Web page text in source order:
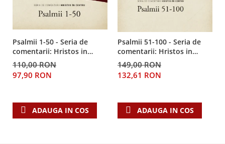
Psalmii 1-50 - Seria de
comentarii: Hristos in
centru
110,00 RON
97,90 RON
ADAUGA IN COS
Psalmii 51-100 - Seria de
comentarii: Hristos in
centru
149,00 RON
132,61 RON
ADAUGA IN COS